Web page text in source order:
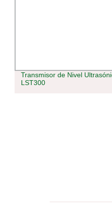
Transmisor de Nivel
LST300